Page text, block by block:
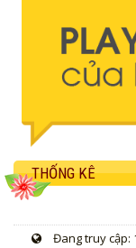
THỐNG KÊ
Đang truy cập: